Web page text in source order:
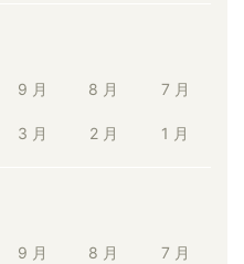
9 月 8 月 7 月
3 月 2 月 1 月
9 月 8 月 7 月